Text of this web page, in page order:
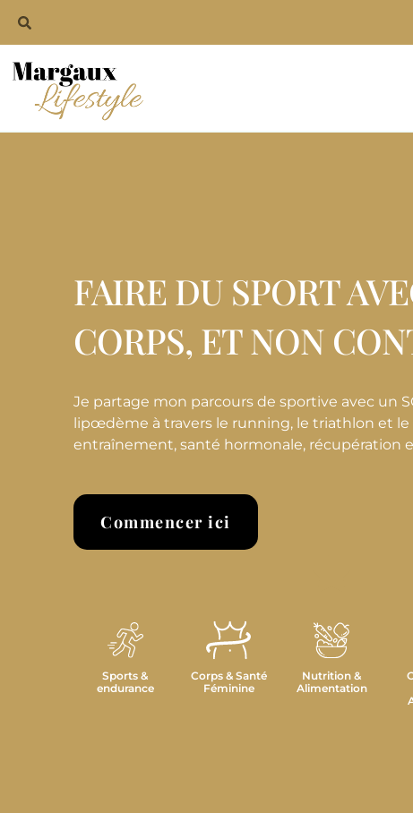
FAIRE DU SPORT
CORPS, ET NON
Je partage mon parcours de sportive avec un
lipœdème à travers le running, le triathlon et le
entraînement, santé hormonale, récupération
Commencer ici
Sports &
endurance
Corps & Santé
Féminine
Nutrition &
Alimentation